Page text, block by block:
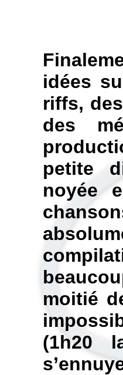
idées
riffs,
des
petite
noyée
moitié
(1h20